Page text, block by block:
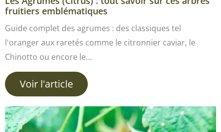
fruitiers emblématiques
Guide complet des agrumes : des classiques tel
l'oranger aux raretés comme le citronnier caviar, le
Chinotto ou encore le…
Voir l'article